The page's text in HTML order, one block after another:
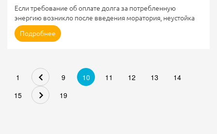
Если требование об оплате долга за потребленную
энергию возникло после введения моратория, неустойка
начисляется в обычном порядке, без исключения
мораторного периода
СУТЬ СПОРА
Наличие долга за поставленную электрическую энергию
стало причиной для начисления и взыскания неустойки.
ПОЗИЦИЯ СУДОВ АПЕЛЛЯЦИОННОЙ И КАССАЦИОННОЙ
ИНСТАНЦИЙ
Подробнее
1 9 10 11 12 13
14
15
19